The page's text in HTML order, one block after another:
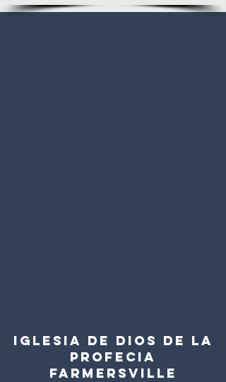
Iglesia de dios de la
profecia
FARMERSVILLE